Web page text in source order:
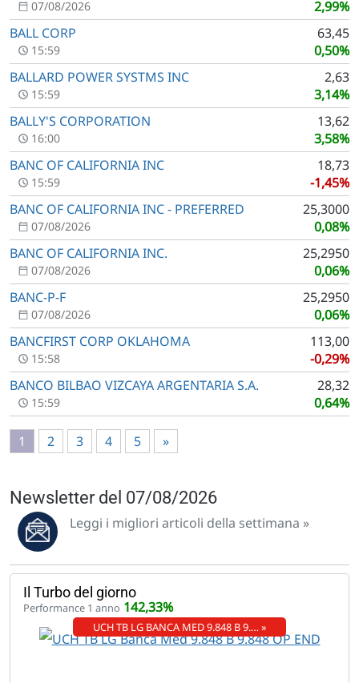
2,99%
07/08/2026
BALL CORP
63,45
0,50%
15:59
BALLARD POWER SYSTMS INC
2,63
3,14%
15:59
BALLY'S CORPORATION
13,62
3,58%
16:00
BANC OF CALIFORNIA INC
18,73
-1,45%
15:59
BANC OF CALIFORNIA INC - PREFERRED
25,3000
0,08%
07/08/2026
BANC OF CALIFORNIA INC.
25,2950
0,06%
07/08/2026
BANC-P-F
25,2950
0,06%
07/08/2026
BANCFIRST CORP OKLAHOMA
113,00
-0,29%
15:58
BANCO BILBAO VIZCAYA ARGENTARIA S.A.
28,32
0,64%
15:59
1 2 3 4 5 »
Newsletter del 07/08/2026
Leggi i migliori articoli della settimana »
Il Turbo del giorno
Performance 1 anno 142,33%
UCH TB LG BANCA MED 9.848 B 9.… »